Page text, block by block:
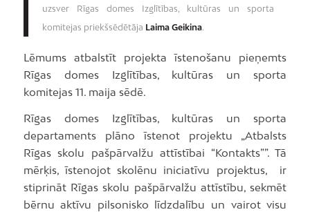
uzsver Rīgas domes Izglītības, kultūras un sporta
komitejas priekšsēdētāja Laima Geikina.
Lēmums atbalstīt projekta īstenošanu pieņemts
Rīgas domes Izglītības, kultūras un sporta
komitejas 11. maija sēdē.
Rīgas domes Izglītības, kultūras un sporta
departaments plāno īstenot projektu „Atbalsts
Rīgas skolu pašpārvalžu attīstībai “Kontakts””. Tā
mērķis, īstenojot skolēnu iniciatīvu projektus, ir
stiprināt Rīgas skolu pašpārvalžu attīstību, sekmēt
bērnu aktīvu pilsonisko līdzdalību un vairot visu